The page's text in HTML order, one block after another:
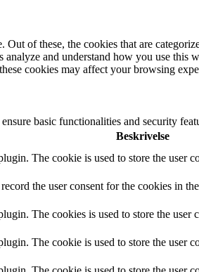
of these, the cookies that are
and understand how you use
cookies may affect your browsing
basic functionalities and security
Beskrivelse
The cookie is used to store the user
the user consent for the cookies in
The cookies is used to store the user
The cookie is used to store the user